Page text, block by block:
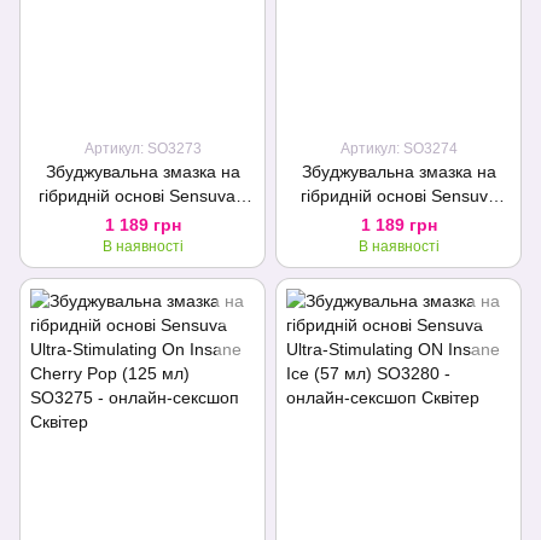
Артикул: SO3273
Збуджувальна змазка на
гібридній основі Sensuva -
Ultra-Stimulating On Insane
(125 мл)
1 189 грн
В наявності
Артикул: SO3274
Збуджувальна змазка на
гібридній основі Sensuva
Ultra-Stimulating On Insane
Caramel Apple (125 мл)
1 189 грн
В наявності